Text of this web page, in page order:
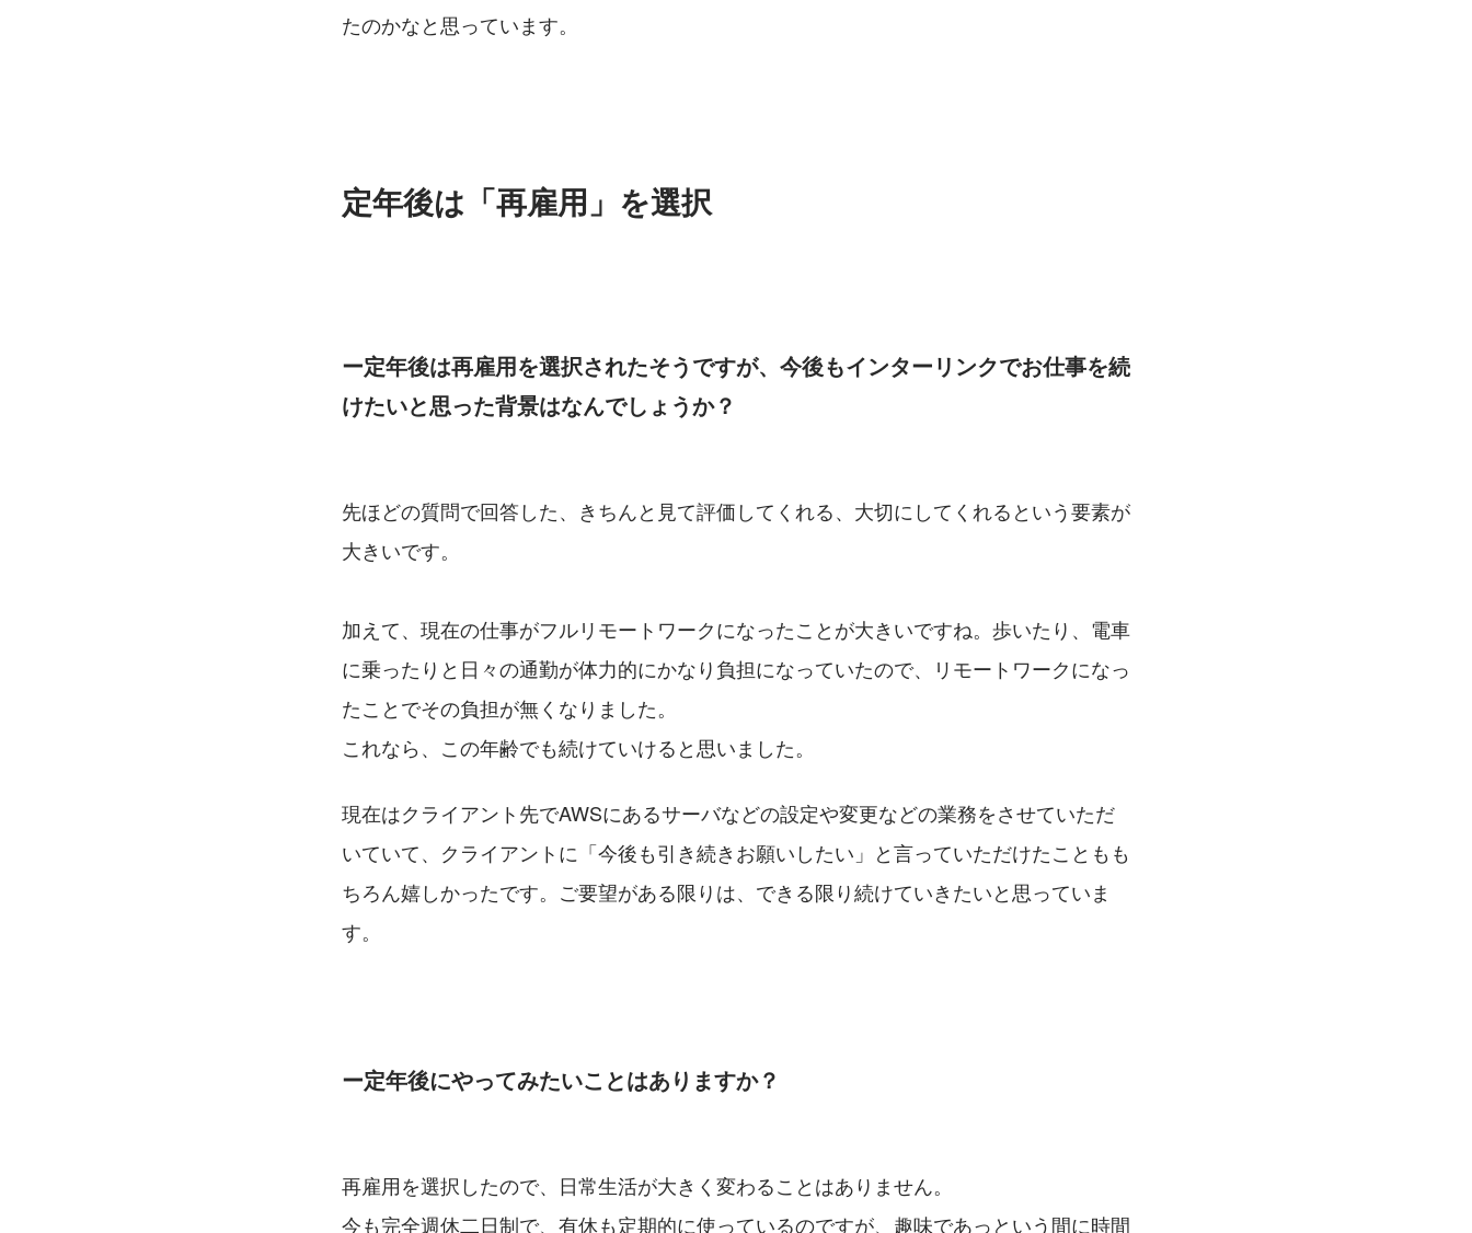
たのかなと思っています。
定年後は「再雇用」を選択
ー定年後は再雇用を選択されたそうですが、今後もインターリンクでお仕事を続
けたいと思った背景はなんでしょうか？
先ほどの質問で回答した、きちんと見て評価してくれる、大切にしてくれるという要素が
大きいです。
加えて、現在の仕事がフルリモートワークになったことが大きいですね。歩いたり、電車
に乗ったりと日々の通勤が体力的にかなり負担になっていたので、リモートワークになっ
たことでその負担が無くなりました。
これなら、この年齢でも続けていけると思いました。
現在はクライアント先でAWSにあるサーバなどの設定や変更などの業務をさせていただ
いていて、クライアントに「今後も引き続きお願いしたい」と言っていただけたこともも
ちろん嬉しかったです。ご要望がある限りは、できる限り続けていきたいと思っていま
す。
ー定年後にやってみたいことはありますか？
再雇用を選択したので、日常生活が大きく変わることはありません。
今も完全週休二日制で、有休も定期的に使っているのですが、趣味であっという間に時間